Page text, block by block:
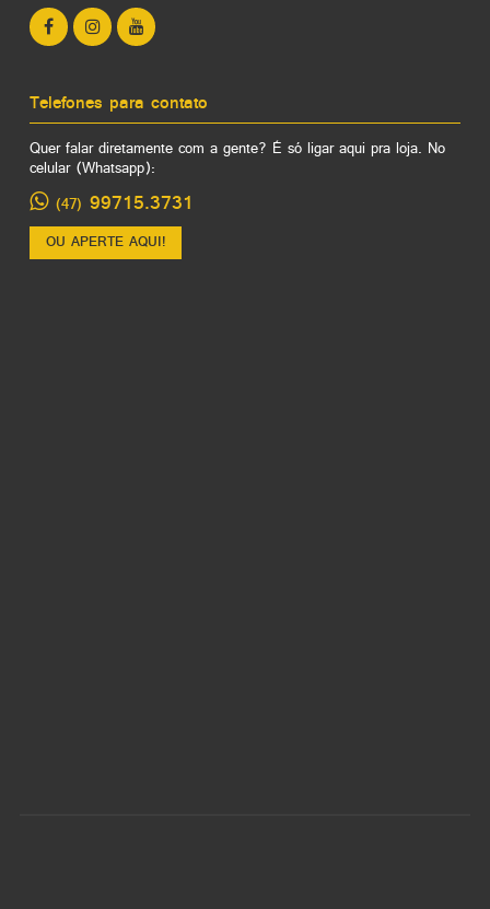
Telefones para contato
Quer falar diretamente com a gente? É só ligar aqui pra loja. No
celular (Whatsapp):
(47) 99715.3731
OU APERTE AQUI!